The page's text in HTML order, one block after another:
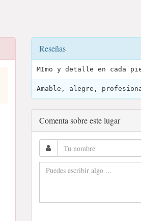
Reseñas
MImo y detalle en cada
Amable, alegre,
Comenta sobre este lugar